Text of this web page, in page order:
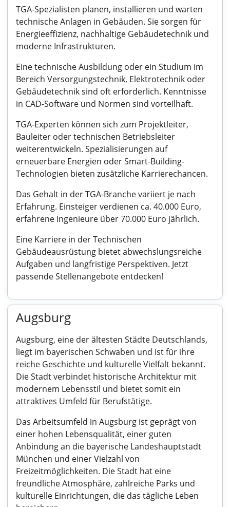
TGA-Spezialisten planen, installieren und warten
technische Anlagen in Gebäuden. Sie sorgen für
Energieeffizienz, nachhaltige Gebäudetechnik und
moderne Infrastrukturen.
Eine technische Ausbildung oder ein Studium im
Bereich Versorgungstechnik, Elektrotechnik oder
Gebäudetechnik sind oft erforderlich. Kenntnisse
in CAD-Software und Normen sind vorteilhaft.
TGA-Experten können sich zum Projektleiter,
Bauleiter oder technischen Betriebsleiter
weiterentwickeln. Spezialisierungen auf
erneuerbare Energien oder Smart-Building-
Technologien bieten zusätzliche Karrierechancen.
Das Gehalt in der TGA-Branche variiert je nach
Erfahrung. Einsteiger verdienen ca. 40.000 Euro,
erfahrene Ingenieure über 70.000 Euro jährlich.
Eine Karriere in der Technischen
Gebäudeausrüstung bietet abwechslungsreiche
Aufgaben und langfristige Perspektiven. Jetzt
passende Stellenangebote entdecken!
Augsburg
Augsburg, eine der ältesten Städte Deutschlands,
liegt im bayerischen Schwaben und ist für ihre
reiche Geschichte und kulturelle Vielfalt bekannt.
Die Stadt verbindet historische Architektur mit
modernem Lebensstil und bietet somit ein
attraktives Umfeld für Berufstätige.
Das Arbeitsumfeld in Augsburg ist geprägt von
einer hohen Lebensqualität, einer guten
Anbindung an die bayerische Landeshauptstadt
München und einer Vielzahl von
Freizeitmöglichkeiten. Die Stadt hat eine
freundliche Atmosphäre, zahlreiche Parks und
kulturelle Einrichtungen, die das tägliche Leben